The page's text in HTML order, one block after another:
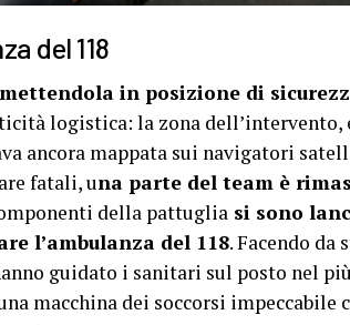
del 118
mettendola in posizione di
logistica: la zona dell’intervento,
ancora mappata sui navigatori
fatali, una parte del team è
della pattuglia si sono
l’ambulanza del 118. Facendo da
guidato i sanitari sul posto nel
macchina dei soccorsi impeccabile